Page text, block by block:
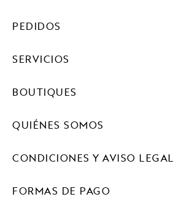
FORMAS DE PAGO
PEDIDOS
SERVICIOS
BOUTIQUES
QUIÉNES SOMOS
CONDICIONES Y AVISO LEGAL